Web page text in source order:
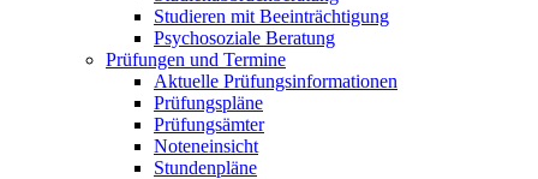
Studieren mit Beeinträchtigung
Psychosoziale Beratung
Prüfungen und Termine
Aktuelle Prüfungsinformationen
Prüfungspläne
Prüfungsämter
Noteneinsicht
Stundenpläne